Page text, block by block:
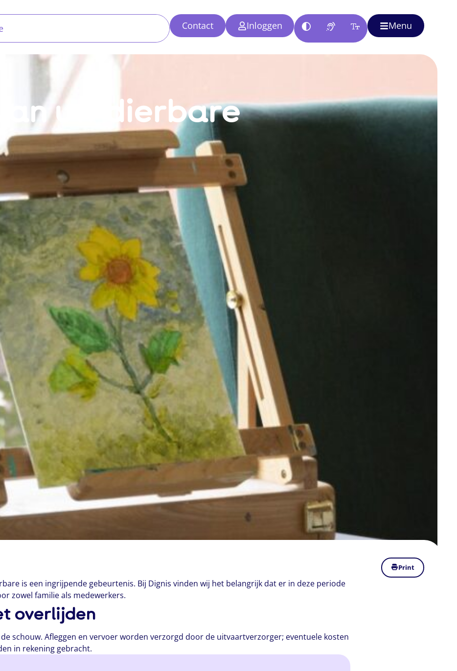
Contact Inloggen Menu
uw dierbare
Print
is een ingrijpende gebeurtenis. Bij Dignis vinden wij het belangrijk dat er in deze periode
zowel familie als medewerkers.
overlijden
schouw. Afleggen en vervoer worden verzorgd door de uitvaartverzorger; eventuele kosten
in rekening gebracht.